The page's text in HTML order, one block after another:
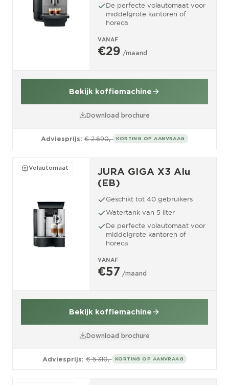
De perfecte volautomaat voor
middelgrote kantoren of
horeca
VANAF
€29 /maand
Bekijk koffiemachine
Download brochure
Adviesprijs: € 2.690,- KORTING OP AANVRAAG
Volautomaat
JURA GIGA X3 Alu
(EB)
Geschikt tot 40 gebruikers
Watertank van 5 liter
De perfecte volautomaat voor
middelgrote kantoren of
horeca
VANAF
€57 /maand
Bekijk koffiemachine
Download brochure
Adviesprijs: € 5.310,- KORTING OP AANVRAAG